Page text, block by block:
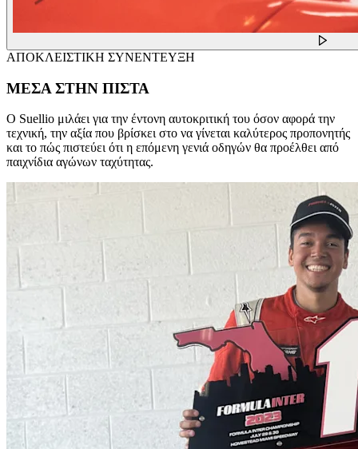
ΑΠΟΚΛΕΙΣΤΙΚΗ ΣΥΝΕΝΤΕΥΞΗ
ΜΕΣΑ ΣΤΗΝ ΠΙΣΤΑ
Ο Suellio μιλάει για την έντονη αυτοκριτική του όσον αφορά την
τεχνική, την αξία που βρίσκει στο να γίνεται καλύτερος προπονητής
και το πώς πιστεύει ότι η επόμενη γενιά οδηγών θα προέλθει από
παιχνίδια αγώνων ταχύτητας.